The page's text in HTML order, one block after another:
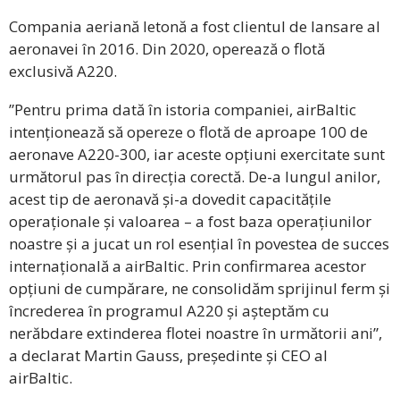
Compania aeriană letonă a fost clientul de lansare al
aeronavei în 2016. Din 2020, operează o flotă
exclusivă A220.
”Pentru prima dată în istoria companiei, airBaltic
intenționează să opereze o flotă de aproape 100 de
aeronave A220-300, iar aceste opțiuni exercitate sunt
următorul pas în direcția corectă. De-a lungul anilor,
acest tip de aeronavă și-a dovedit capacitățile
operaționale și valoarea – a fost baza operațiunilor
noastre și a jucat un rol esențial în povestea de succes
internațională a airBaltic. Prin confirmarea acestor
opțiuni de cumpărare, ne consolidăm sprijinul ferm și
încrederea în programul A220 și așteptăm cu
nerăbdare extinderea flotei noastre în următorii ani”,
a declarat Martin Gauss, președinte și CEO al
airBaltic.